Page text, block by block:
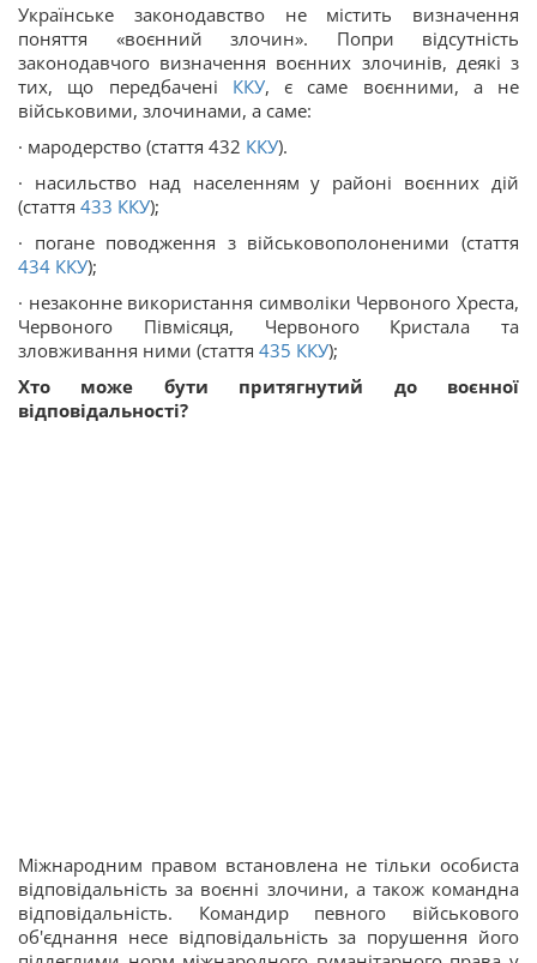
Українське законодавство не містить визначення
поняття «воєнний злочин». Попри відсутність
законодавчого визначення воєнних злочинів, деякі з
тих, що передбачені ККУ, є саме воєнними, а не
військовими, злочинами, а саме:
· мародерство (стаття 432 ККУ).
· насильство над населенням у районі воєнних дій
(стаття 433 ККУ);
· погане поводження з військовополоненими (стаття
434 ККУ);
· незаконне використання символіки Червоного Хреста,
Червоного Півмісяця, Червоного Кристала та
зловживання ними (стаття 435 ККУ);
Хто може бути притягнутий до воєнної
відповідальності?
Міжнародним правом встановлена не тільки особиста
відповідальність за воєнні злочини, а також командна
відповідальність. Командир певного військового
об'єднання несе відповідальність за порушення його